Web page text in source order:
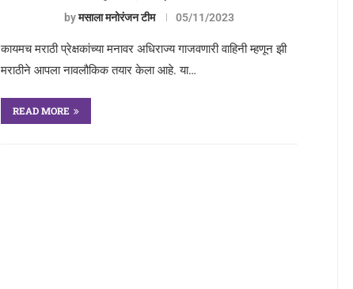
byमसाला मनोरंजन टीम 05/11/2023
कायमच मराठी प्रेक्षकांच्या मनावर अधिराज्य गाजवणारी वाहिनी म्हणून झी
मराठीने आपला नावलौकिक तयार केला आहे. या…
READ MORE